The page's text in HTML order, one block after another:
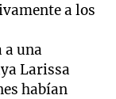
a los
a una
Larissa
habían